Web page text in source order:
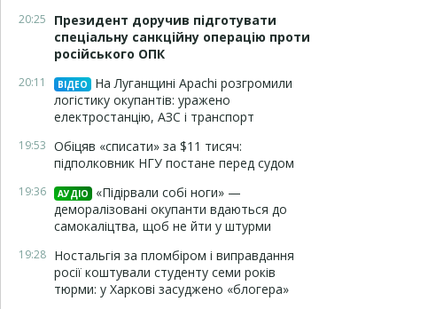
20:25
Президент доручив підготувати
спеціальну санкційну операцію проти
російського ОПК
20:11 ВІДЕО
На Луганщині Apachi розгромили
логістику окупантів: уражено
електростанцію, АЗС і транспорт
19:53 Обіцяв «списати» за $11 тисяч:
підполковник НГУ постане перед судом
19:36 АУДІО
«Підірвали собі ноги» —
деморалізовані окупанти вдаються до
самокаліцтва, щоб не йти у штурми
19:28 Ностальгія за пломбіром і виправдання
росії коштували студенту семи років
тюрми: у Харкові засуджено «блогера»